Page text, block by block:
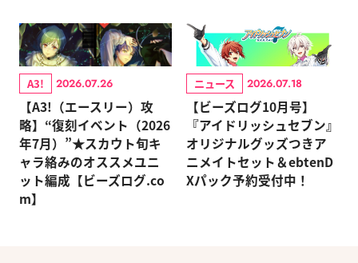
A3! 2026.07.26
【A3!（エースリー）攻
略】“復刻イベント（2026
年7月）”★スカウト旬キ
ャラ絡みのオススメユニ
ット編成【ビーズログ.co
m】
ニュース 2026.07.18
【ビーズログ10月号】
『アイドリッシュセブン』
オリジナルグッズつきア
ニメイトセット＆ebtenD
Xパック予約受付中！